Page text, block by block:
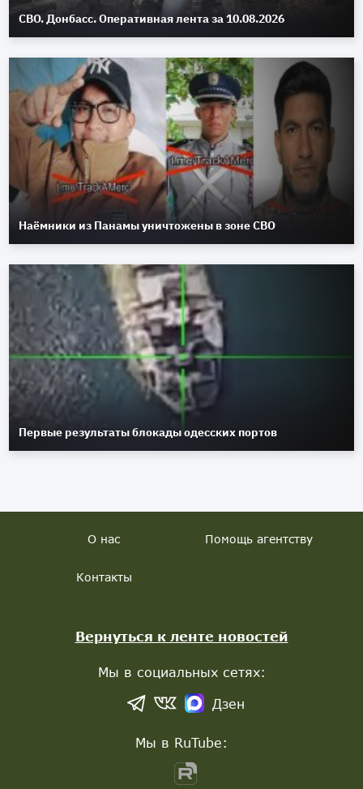
СВО. Донбасс. Оперативная лента за 10.08.2026
Наёмники из Панамы уничтожены в зоне СВО
Первые результаты блокады одесских портов
О нас Помощь агентству
Контакты
Вернуться к ленте новостей
Мы в социальных сетях:
Дзен
Мы в RuTube: